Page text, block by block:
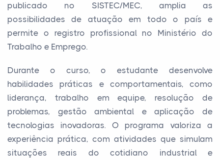
publicado no SISTEC/MEC, amplia as
possibilidades de atuação em todo o país e
permite o registro profissional no Ministério do
Trabalho e Emprego.
Durante o curso, o estudante desenvolve
habilidades práticas e comportamentais, como
liderança, trabalho em equipe, resolução de
problemas, gestão ambiental e aplicação de
tecnologias inovadoras. O programa valoriza a
experiência prática, com atividades que simulam
situações reais do cotidiano industrial e